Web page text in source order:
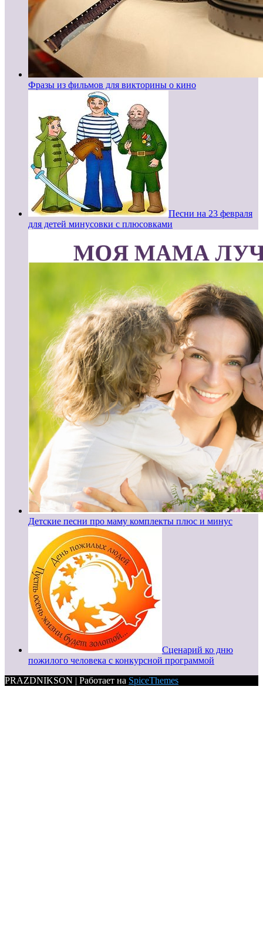
Фразы из фильмов для викторины о кино
Песни на 23 февраля
для детей минусовки с плюсовками
Детские песни про маму комплекты плюс и минус
Сценарий ко дню
пожилого человека с конкурсной программой
PRAZDNIKSON | Работает на SpiceThemes